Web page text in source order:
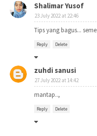
Shalimar Yusof
23 July 2022 at 22:46
Tips yang bagus...
Reply Delete
zuhdi sanusi
27 July 2022 at 14:42
mantap..,
Reply Delete